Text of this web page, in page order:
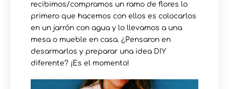
recibimos/compramos un ramo de flores lo
primero que hacemos con ellos es colocarlos
en un jarrón con agua y lo llevamos a una
mesa o mueble en casa. ¿Pensaron en
desarmarlos y preparar una idea DIY
diferente? ¡Es el momento!